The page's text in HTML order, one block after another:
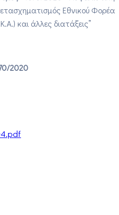
Εθνικού Φορέα
και άλλες διατάξεις”
2020